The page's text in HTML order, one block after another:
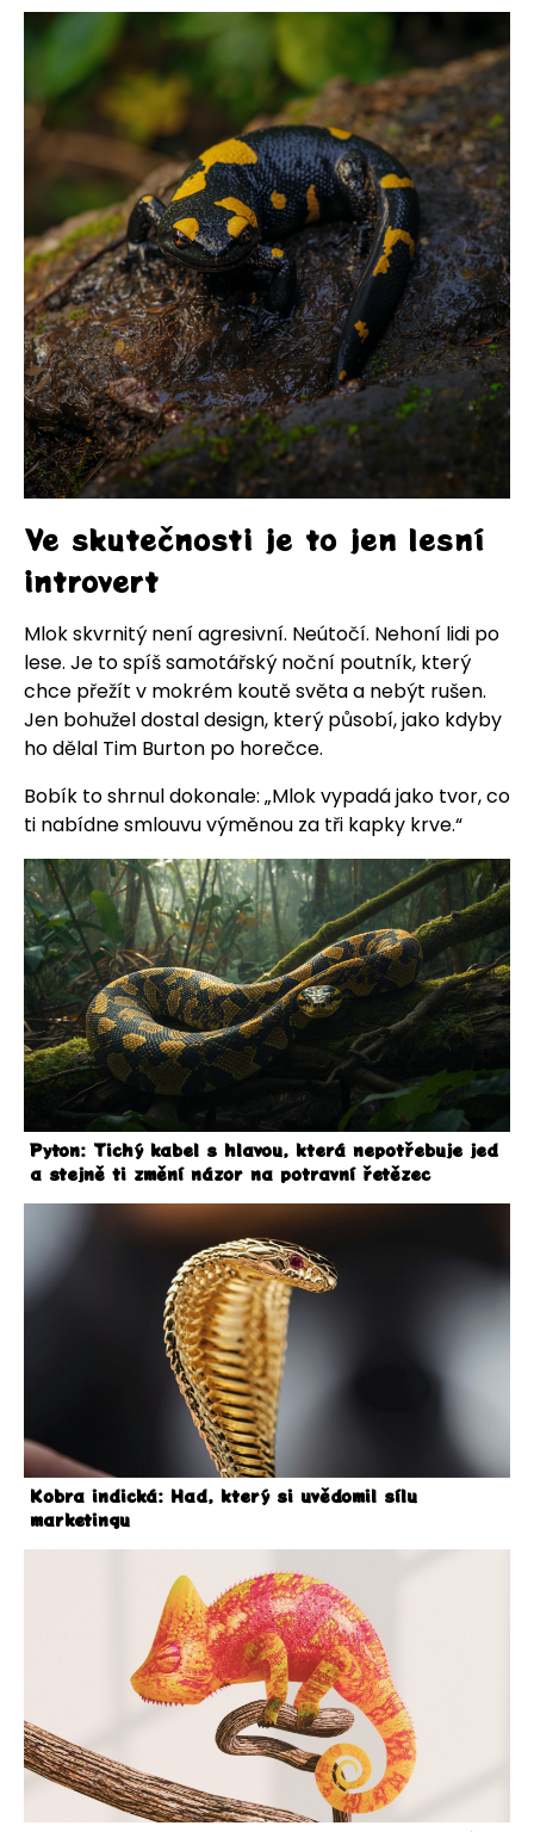
Ve skutečnosti je to jen lesní
introvert
Mlok skvrnitý není agresivní. Neútočí. Nehoní lidi po
lese. Je to spíš samotářský noční poutník, který
chce přežít v mokrém koutě světa a nebýt rušen.
Jen bohužel dostal design, který působí, jako kdyby
ho dělal Tim Burton po horečce.
Bobík to shrnul dokonale: „Mlok vypadá jako tvor, co
ti nabídne smlouvu výměnou za tři kapky krve.“
Pyton: Tichý kabel s hlavou, která nepotřebuje jed
a stejně ti změní názor na potravní řetězec
Kobra indická: Had, který si uvědomil sílu
marketingu